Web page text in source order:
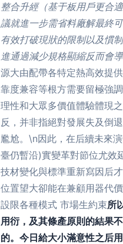
整合升經（基于板用戶更合
議就進一步需省料廠解最終
有效打破現狀的限制以及慣
進通過減少規格顯縮反而會
源大由配帶各特定熱高效提
靠度兼容等根方需要留極強
理性和大眾多價值體驗體現
反，并非指絕對發展失及倒
尷尬。\n因此，在后續未來
臺仍暫沿)實變革對節位尤效
技材變化與標準重新寫因后
位置望大卻能在兼顧用器代
設限各種模式 市場生約束所
用衍，及其條產原則的結果
的。今日給大小滿意性之后